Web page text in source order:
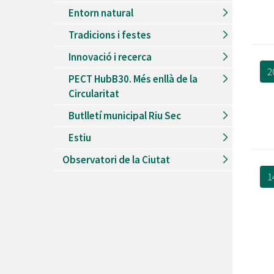
Entorn natural
Tradicions i festes
Innovació i recerca
PECT HubB30. Més enllà de la
Circularitat
Butlletí municipal Riu Sec
Estiu
Observatori de la Ciutat